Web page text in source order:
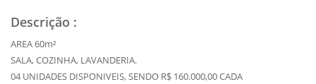
Descrição :
AREA 60m²
SALA, COZINHA, LAVANDERIA.
04 UNIDADES DISPONIVEIS, SENDO R$ 160.000,00 CADA